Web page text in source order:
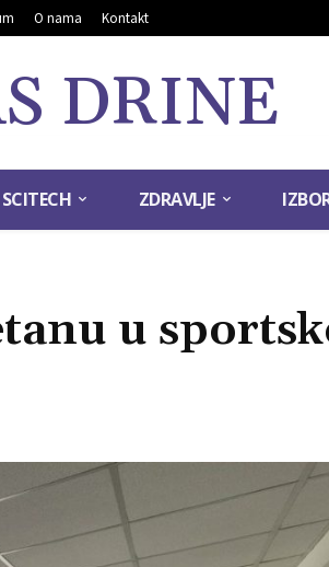
O nama Kontakt
DRINE
SCITECH ZDRAVLJE
u